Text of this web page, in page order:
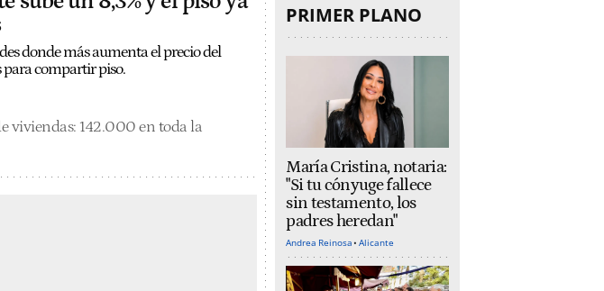
donde más aumenta el precio del
para compartir piso.
viviendas: 142.000 en toda la
PRIMER PLANO
María Cristina, notaria:
"Si tu cónyuge fallece
sin testamento, los
padres heredan"
Andrea Reinosa Alicante